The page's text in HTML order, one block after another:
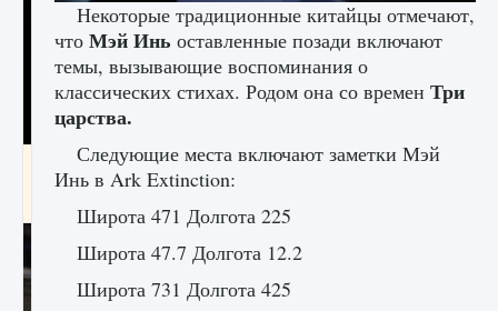
Как получить Thunder Egg в Stardew Valley
Некоторые традиционные китайцы отмечают,
что Мэй Инь оставленные позади включают
темы, вызывающие воспоминания о
классических стихах. Родом она со времен Три
царства.
Следующие места включают заметки Мэй
Инь в Ark Extinction:
Широта 471 Долгота 225
Широта 47.7 Долгота 12.2
Широта 731 Долгота 425